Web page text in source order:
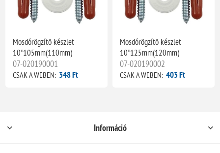
Mosdórögzítő készlet
10*105mm(110mm)
07-020190001
CSAK A WEBEN: 348 Ft
Mosdórögzítő készlet
10*125mm(120mm)
07-020190002
CSAK A WEBEN: 403 Ft
Információ